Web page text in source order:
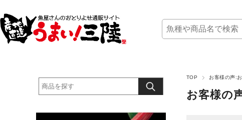
TOP お客様の声:
お客様の